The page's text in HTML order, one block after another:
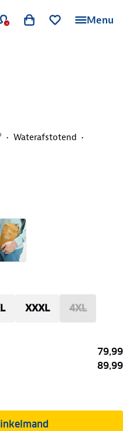
Menu
Waterafstotend
XXXL 4XL
79,99
89,99